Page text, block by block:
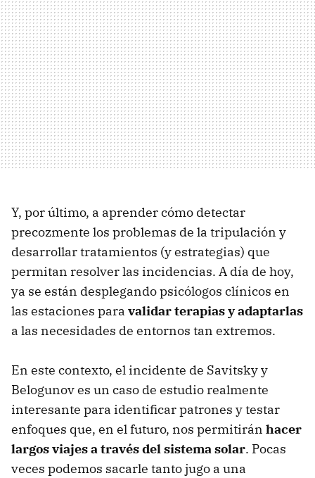
Y, por último, a aprender cómo detectar
precozmente los problemas de la tripulación y
desarrollar tratamientos (y estrategias) que
permitan resolver las incidencias. A día de hoy,
ya se están desplegando psicólogos clínicos en
las estaciones para validar terapias y adaptarlas
a las necesidades de entornos tan extremos.
En este contexto, el incidente de Savitsky y
Belogunov es un caso de estudio realmente
interesante para identificar patrones y testar
enfoques que, en el futuro, nos permitirán hacer
largos viajes a través del sistema solar. Pocas
veces podemos sacarle tanto jugo a una